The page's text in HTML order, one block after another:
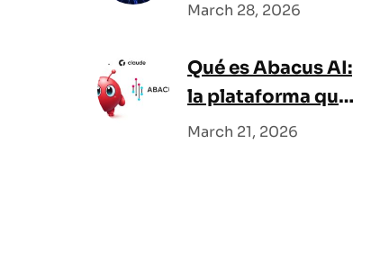
March 28, 2026
Qué es Abacus AI:
la plataforma que
junta todos los
March 21, 2026